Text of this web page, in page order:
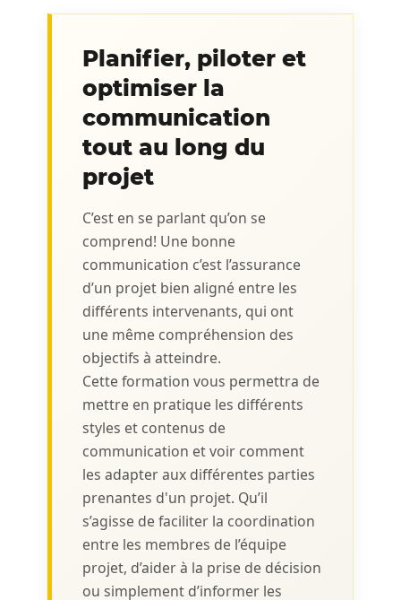
Planifier, piloter et
optimiser la
communication
tout au long du
projet
C’est en se parlant qu’on se
comprend! Une bonne
communication c’est l’assurance
d’un projet bien aligné entre les
différents intervenants, qui ont
une même compréhension des
objectifs à atteindre.
Cette formation vous permettra de
mettre en pratique les différents
styles et contenus de
communication et voir comment
les adapter aux différentes parties
prenantes d'un projet. Qu’il
s’agisse de faciliter la coordination
entre les membres de l’équipe
projet, d’aider à la prise de décision
ou simplement d’informer les